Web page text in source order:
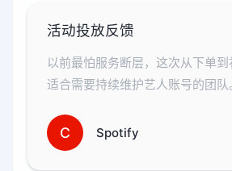
活动投放反馈
以前最怕服务断层，这次从下单到
适合需要持续维护艺人账号的团队
C Spotify